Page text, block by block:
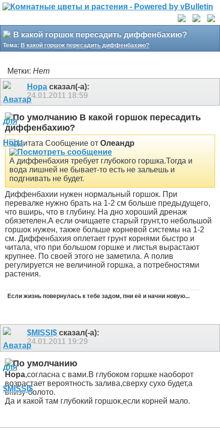
В какой горшок пересадить диффенбахию?
Тема: В какой горшок пересадить диффенбахию?
Метки: Нет
Нора сказал(-а):
24.01.2011 18:59
В какой горшок пересадить
диффенбахию?
Сообщение от Олеандр
А диффенбахия требует глубокого горшка.Тогда и
вода лишней не бывает-то есть не зальешь и
подгнивать не будет.
Диффенбахии нужен нормальный горшок. При
перевалке нужно брать на 1-2 см больше предыдущего,
что вширь, что в глубину. На дно хороший дренаж
обязетелен.А если очищаете старый грунт,то небольшой
горшок нужен, также больше корневой системы на 1-2
см. Диффенбахия оплетает грунт корнями быстро и
читала, что при большом горшке и листья вырастают
крупнее. По своей этого не заметила. А полив
регулируется не величиной горшка, а потребностями
растения.
Если жизнь повернулась к тебе задом, пни её и начни новую...
$MISSI$ сказал(-а):
24.01.2011 19:29
Нора,согласна с вами.В глубоком горшке наоборот
возрастает вероятность залива,сверху сухо будет,а
внизу-болото.
Да и какой там глубокий горшок,если корней мало.